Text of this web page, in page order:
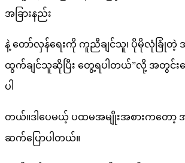
အခြားနည်း
နဲ့ တော်လှန်ရေးကို ကူညီချင်သူ၊ ပိုမိုလုံခြုံတဲ့
ထွက်ချင်သူဆိုပြီး တွေ့ရပါတယ်”လို့ အတွင်းရ
ပါ
တယ်။ဒါပေမယ့် ပထမအမျိုးအစားကတော့
ဆက်ပြောပါတယ်။